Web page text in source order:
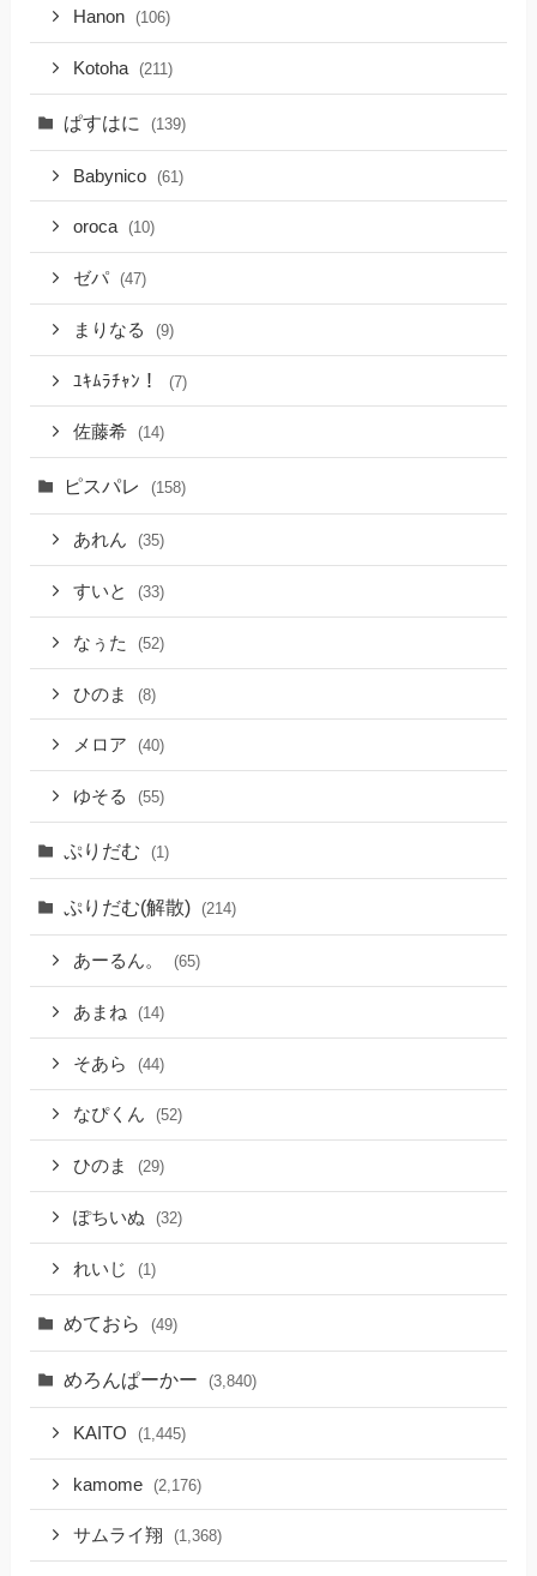
Hanon (106)
Kotoha (211)
ぱすはに (139)
Babynico (61)
oroca (10)
ゼパ (47)
まりなる (9)
ﾕｷﾑﾗﾁｬﾝ！ (7)
佐藤希 (14)
ピスパレ (158)
あれん (35)
すいと (33)
なぅた (52)
ひのま (8)
メロア (40)
ゆそる (55)
ぷりだむ (1)
ぷりだむ(解散) (214)
あーるん。 (65)
あまね (14)
そあら (44)
なぴくん (52)
ひのま (29)
ぽちいぬ (32)
れいじ (1)
めておら (49)
めろんぱーかー (3,840)
KAITO (1,445)
kamome (2,176)
サムライ翔 (1,368)